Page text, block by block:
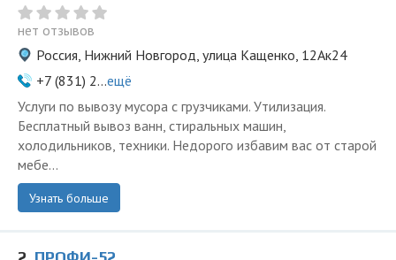
нет отзывов
Россия, Нижний Новгород, улица Кащенко, 12Ак24
+7 (831) 2...ещё
Услуги по вывозу мусора с грузчиками. Утилизация.
Бесплатный вывоз ванн, стиральных машин,
холодильников, техники. Недорого избавим вас от старой
мебе...
Узнать больше